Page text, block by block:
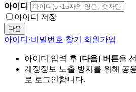
아이디
아이디 저장
다음
아이디·비밀번호 찾기 회원가입
아이디 입력 후 [다음] 버튼을
계정정보 노출 방지를 위해 공
로 로그인합니다.